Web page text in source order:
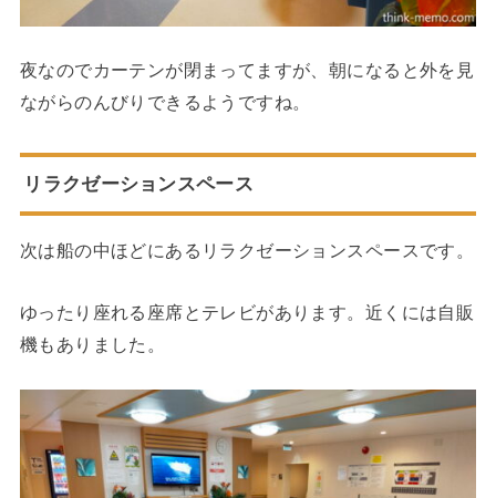
夜なのでカーテンが閉まってますが、朝になると外を見
ながらのんびりできるようですね。
リラクゼーションスペース
次は船の中ほどにあるリラクゼーションスペースです。
ゆったり座れる座席とテレビがあります。近くには自販
機もありました。